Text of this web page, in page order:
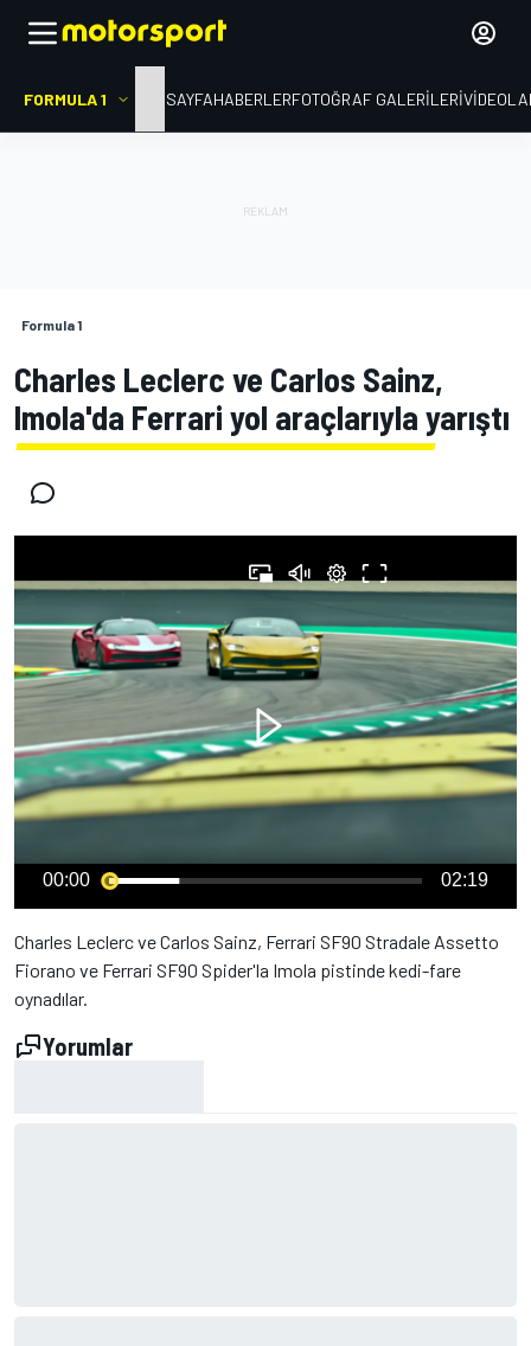
FORMULA 1 ANA SAYFAHABERLERFOTOĞRAF GALERILERI
Formula 1
Charles Leclerc ve Carlos Sainz,
Imola'da Ferrari yol araçlarıyla yarıştı
00:00 02:19
Charles Leclerc ve Carlos Sainz, Ferrari SF90 Stradale Assetto
Fiorano ve Ferrari SF90 Spider'la Imola pistinde kedi-fare
oynadılar.
Yorumlar